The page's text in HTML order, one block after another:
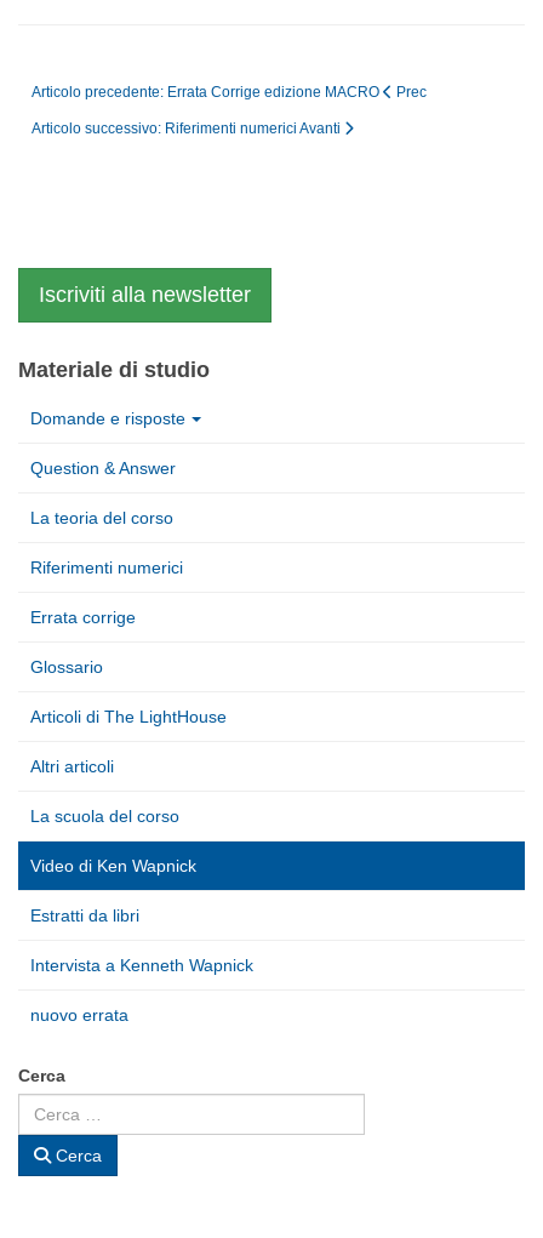
Articolo precedente: Errata Corrige edizione MACRO Prec
Articolo successivo: Riferimenti numerici Avanti
Iscriviti alla newsletter
Materiale di studio
Domande e risposte
Question & Answer
La teoria del corso
Riferimenti numerici
Errata corrige
Glossario
Articoli di The LightHouse
Altri articoli
La scuola del corso
Video di Ken Wapnick
Estratti da libri
Intervista a Kenneth Wapnick
nuovo errata
Cerca
Cerca